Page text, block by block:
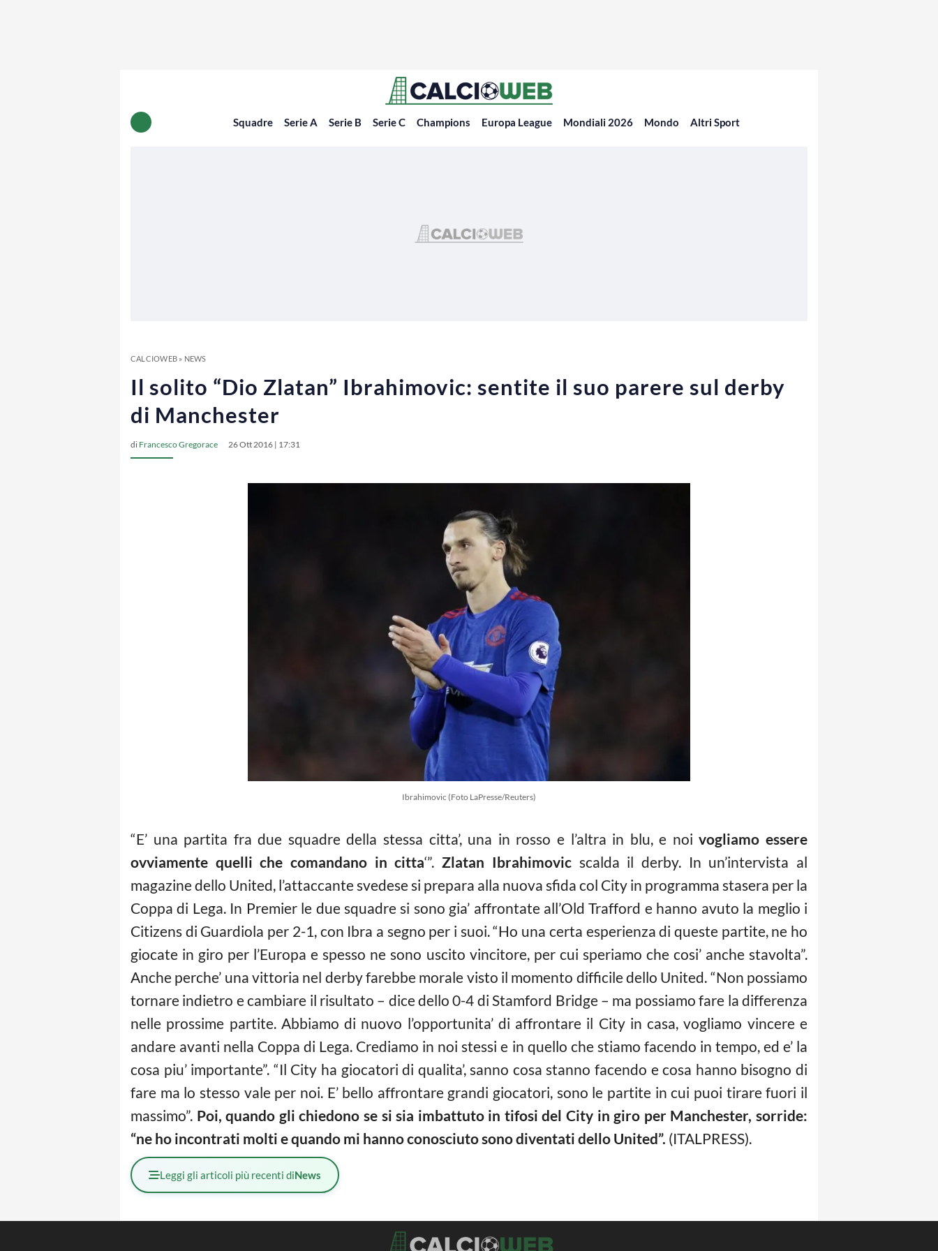
Squadre Serie A Serie B Serie C Champions Europa League Mondiali 2026 Mondo Altri Sport
CALCIOWEB» NEWS
Il solito “Dio Zlatan” Ibrahimovic: sentite il suo parere sul derby
di Manchester
di Francesco Gregorace 26 Ott 2016 | 17:31
Ibrahimovic (Foto LaPresse/Reuters)
“E’ una partita fra due squadre della stessa citta’, una in rosso e l’altra in blu, e noivogliamo essere
ovviamente quelli che comandano in citta‘”.Zlatan Ibrahimovicscalda il derby. In un’intervista al
magazine dello United, l’attaccante svedese si prepara alla nuova sfida col City in programma stasera per la
Coppa di Lega. In Premier le due squadre si sono gia’ affrontate all’Old Trafford e hanno avuto la meglio i
Citizens di Guardiola per 2-1, con Ibra a segno per i suoi. “Ho una certa esperienza di queste partite, ne ho
giocate in giro per l’Europa e spesso ne sono uscito vincitore, per cui speriamo che cosi’ anche stavolta”.
Anche perche’ una vittoria nel derby farebbe morale visto il momento difficile dello United. “Non possiamo
tornare indietro e cambiare il risultato – dice dello 0-4 di Stamford Bridge – ma possiamo fare la differenza
nelle prossime partite. Abbiamo di nuovo l’opportunita’ di affrontare il City in casa, vogliamo vincere e
andare avanti nella Coppa di Lega. Crediamo in noi stessi e in quello che stiamo facendo in tempo, ed e’ la
cosa piu’ importante”. “Il City ha giocatori di qualita’, sanno cosa stanno facendo e cosa hanno bisogno di
fare ma lo stesso vale per noi. E’ bello affrontare grandi giocatori, sono le partite in cui puoi tirare fuori il
massimo”. Poi, quando gli chiedono se si sia imbattuto in tifosi del City in giro per Manchester, sorride:
“ne ho incontrati molti e quando mi hanno conosciuto sono diventati dello United”. (ITALPRESS).
Leggi gli articoli più recenti diNews